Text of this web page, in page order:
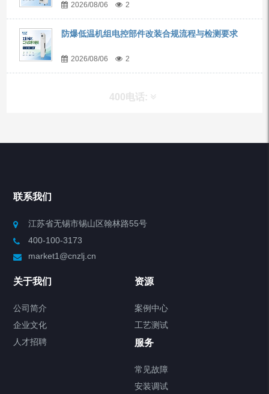
2026/08/06 2
防爆低温机组电控部件改装合规流程与检测要求
2026/08/06 2
400电话:
制冷加热动态控温系统
Chiller气体控温系统
联系我们
江苏省无锡市锡山区翰林路55号
400-100-3173
market1@cnzlj.cn
关于我们
公司简介
企业文化
人才招聘
资源
案例中心
工艺测试
服务
常见故障
安装调试